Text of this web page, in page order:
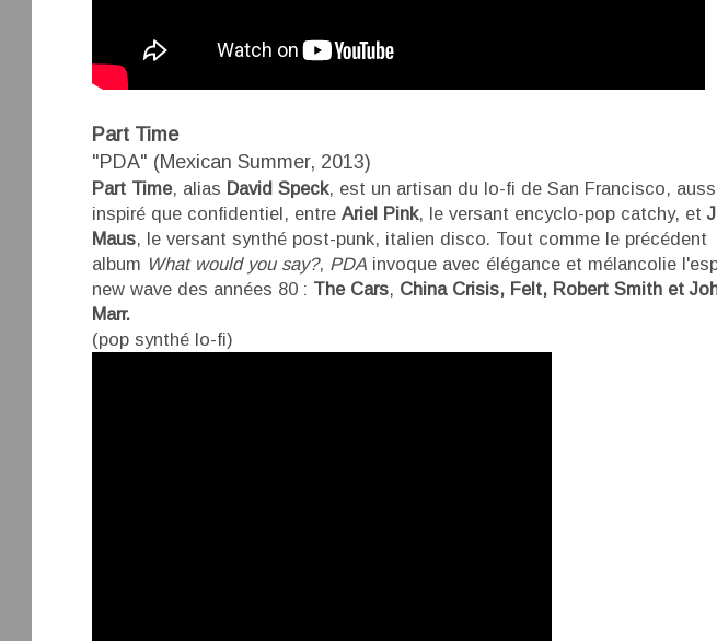
Part Time
"PDA" (Mexican Summer, 2013)
Part Time, alias David Speck, est un artisan du lo-fi de San Francisco,
inspiré que confidentiel, entre Ariel Pink, le versant encyclo-pop catchy, et
Maus, le versant synthé post-punk, italien disco. Tout comme le précédent
album What would you say?, PDAinvoque avec élégance et mélancolie
new wave des années 80 : The Cars, China Crisis, Felt, Robert Smith et
Marr.
(pop synthé lo-fi)